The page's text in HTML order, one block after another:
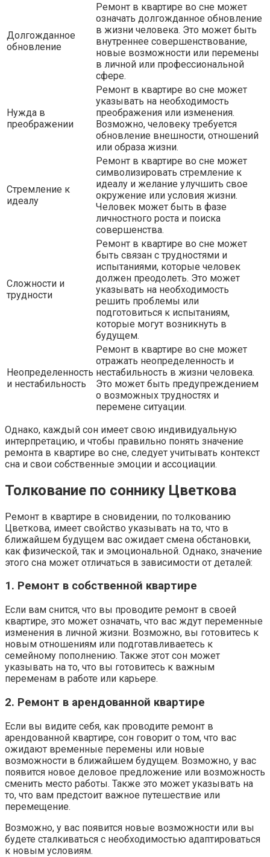
Долгожданное
обновление
Ремонт в квартире во сне может
означать долгожданное обновление
в жизни человека. Это может быть
внутреннее совершенствование,
новые возможности или перемены
в личной или профессиональной
сфере.
Нужда в
преображении
Ремонт в квартире во сне может
указывать на необходимость
преображения или изменения.
Возможно, человеку требуется
обновление внешности, отношений
или образа жизни.
Стремление к
идеалу
Ремонт в квартире во сне может
символизировать стремление к
идеалу и желание улучшить свое
окружение или условия жизни.
Человек может быть в фазе
личностного роста и поиска
совершенства.
Сложности и
трудности
Ремонт в квартире во сне может
быть связан с трудностями и
испытаниями, которые человек
должен преодолеть. Это может
указывать на необходимость
решить проблемы или
подготовиться к испытаниям,
которые могут возникнуть в
будущем.
Неопределенность
и нестабильность
Ремонт в квартире во сне может
отражать неопределенность и
нестабильность в жизни человека.
Это может быть предупреждением
о возможных трудностях и
перемене ситуации.
Однако, каждый сон имеет свою индивидуальную
интерпретацию, и чтобы правильно понять значение
ремонта в квартире во сне, следует учитывать контекст
сна и свои собственные эмоции и ассоциации.
Толкование по соннику Цветкова
Ремонт в квартире в сновидении, по толкованию
Цветкова, имеет свойство указывать на то, что в
ближайшем будущем вас ожидает смена обстановки,
как физической, так и эмоциональной. Однако, значение
этого сна может отличаться в зависимости от деталей:
1. Ремонт в собственной квартире
Если вам снится, что вы проводите ремонт в своей
квартире, это может означать, что вас ждут переменные
изменения в личной жизни. Возможно, вы готовитесь к
новым отношениям или подготавливаетесь к
семейному пополнению. Также этот сон может
указывать на то, что вы готовитесь к важным
переменам в работе или карьере.
2. Ремонт в арендованной квартире
Если вы видите себя, как проводите ремонт в
арендованной квартире, сон говорит о том, что вас
ожидают временные перемены или новые
возможности в ближайшем будущем. Возможно, у вас
появится новое деловое предложение или возможность
сменить место работы. Также это может указывать на
то, что вам предстоит важное путешествие или
перемещение.
Возможно, у вас появится новые возможности или вы
будете сталкиваться с необходимостью адаптироваться
к новым условиям.